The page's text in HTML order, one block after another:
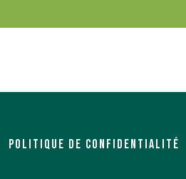
POLITIQUE DE CONFIDENTIALITÉ